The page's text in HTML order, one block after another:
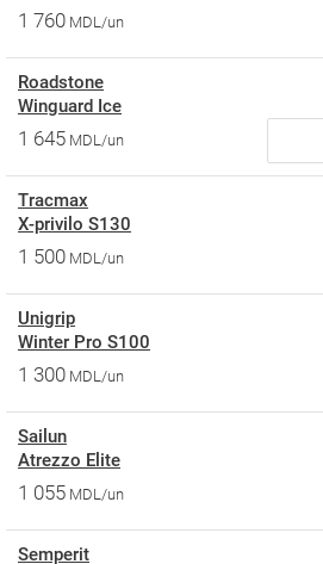
1 760 MDL/un
Roadstone
Winguard Ice
1 645 MDL/un
Tracmax
X-privilo S130
1 500 MDL/un
Unigrip
Winter Pro S100
1 300 MDL/un
Sailun
Atrezzo Elite
1 055 MDL/un
Semperit